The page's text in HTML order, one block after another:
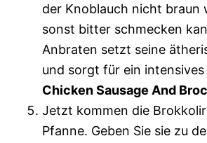
der Knoblauch nicht braun
sonst bitter schmecken
Anbraten setzt seine
und sorgt für ein intensives
Chicken Sausage And
Jetzt kommen die
Pfanne. Geben Sie sie zu